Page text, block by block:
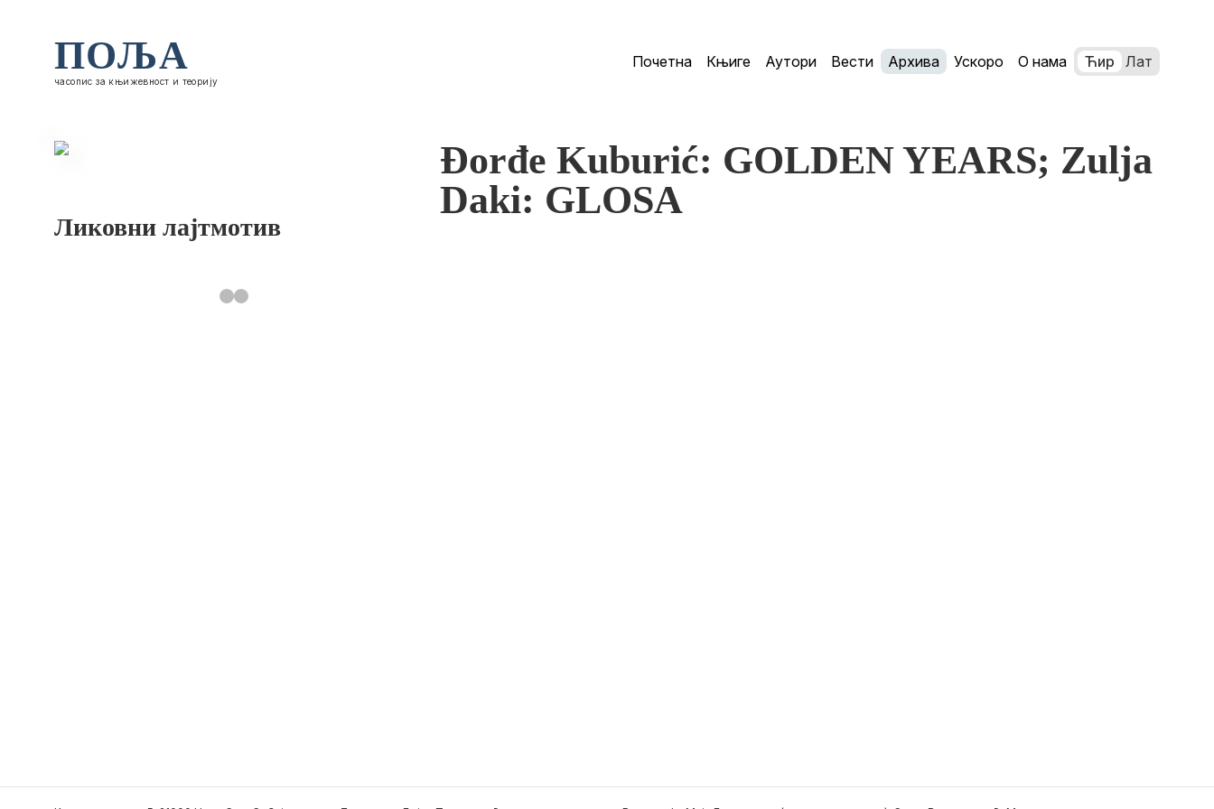
ПОЉА
часопис за књижевност и теорију
Почетна Књиге Аутори Вести Архива Ускоро О нама Ћир Лат
Ликовни лајтмотив
Đorđe Kuburić: GOLDEN YEARS; Zulja
Daki: GLOSA